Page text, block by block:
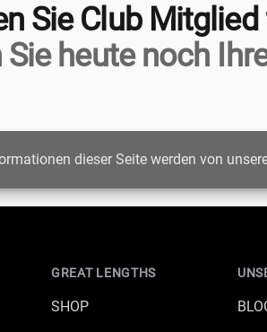
Sie Club Mitglied
Sie heute noch
dieser Seite werden von
GREAT LENGTHS
SHOP